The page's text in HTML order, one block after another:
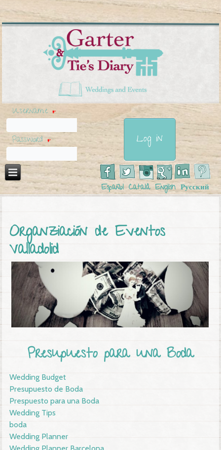
Username *
Password *
Español Català English Русский
Organziación de Eventos
Valladolid
Presupuesto para una Boda
Wedding Budget
Presupuesto de Boda
Prespuesto para una Boda
Wedding Tips
boda
Wedding Planner